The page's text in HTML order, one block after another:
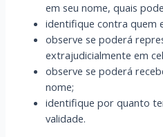
em seu nome, quais
identifique contra quem
observe se poderá
extrajudicialmente em
observe se poderá
nome;
identifique por quanto
validade.